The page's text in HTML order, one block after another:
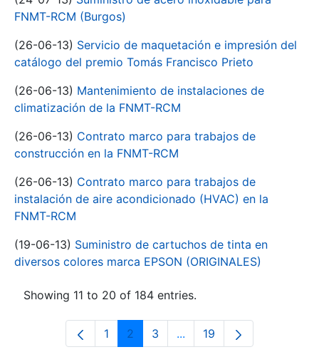
FNMT-RCM (Burgos)
(26-06-13) Servicio de maquetación e impresión del
catálogo del premio Tomás Francisco Prieto
(26-06-13) Mantenimiento de instalaciones de
climatización de la FNMT-RCM
(26-06-13) Contrato marco para trabajos de
construcción en la FNMT-RCM
(26-06-13) Contrato marco para trabajos de
instalación de aire acondicionado (HVAC) en la
FNMT-RCM
(19-06-13) Suministro de cartuchos de tinta en
diversos colores marca EPSON (ORIGINALES)
Showing 11 to 20 of 184 entries.
Page
1 Page
2 Page
3 ...Intermediate Pages Use
Page
19